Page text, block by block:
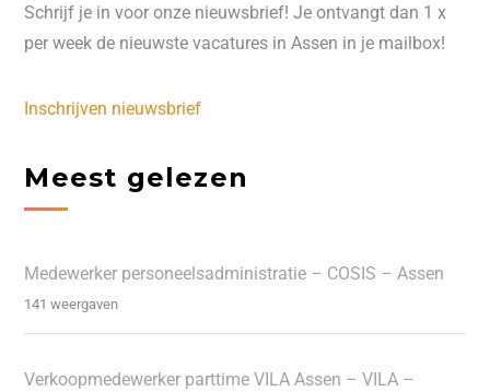
Schrijf je in voor onze nieuwsbrief! Je ontvangt dan 1 x
per week de nieuwste vacatures in Assen in je mailbox!
Inschrijven nieuwsbrief
Meest gelezen
Medewerker personeelsadministratie – COSIS – Assen
141 weergaven
Verkoopmedewerker parttime VILA Assen – VILA –